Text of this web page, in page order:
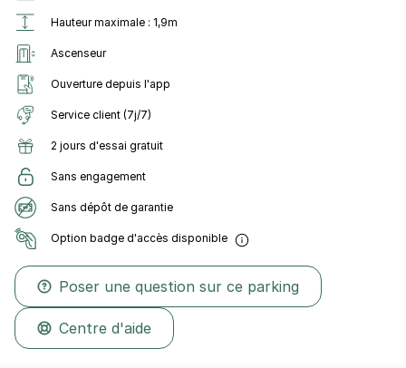
Hauteur maximale : 1,9m
Ascenseur
Ouverture depuis l'app
Service client (7j/7)
2 jours d'essai gratuit
Sans engagement
Sans dépôt de garantie
Option badge d'accès disponible
Poser une question sur ce parking
Centre d'aide